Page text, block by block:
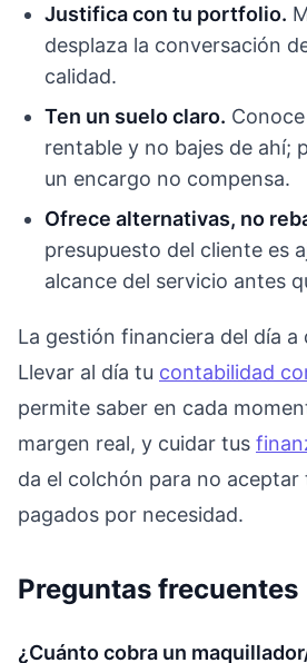
Justifica con tu portfolio.
desplaza la conversación
calidad.
Ten un suelo claro.
rentable y no bajes de ahí;
un encargo no compensa.
Ofrece alternativas, no
presupuesto del cliente es
alcance del servicio antes
La gestión financiera del día a
Llevar al día tu contabilidad
permite saber en cada
margen real, y cuidar tus
da el colchón para no aceptar
pagados por necesidad.
Preguntas frecuentes
¿Cuánto cobra un